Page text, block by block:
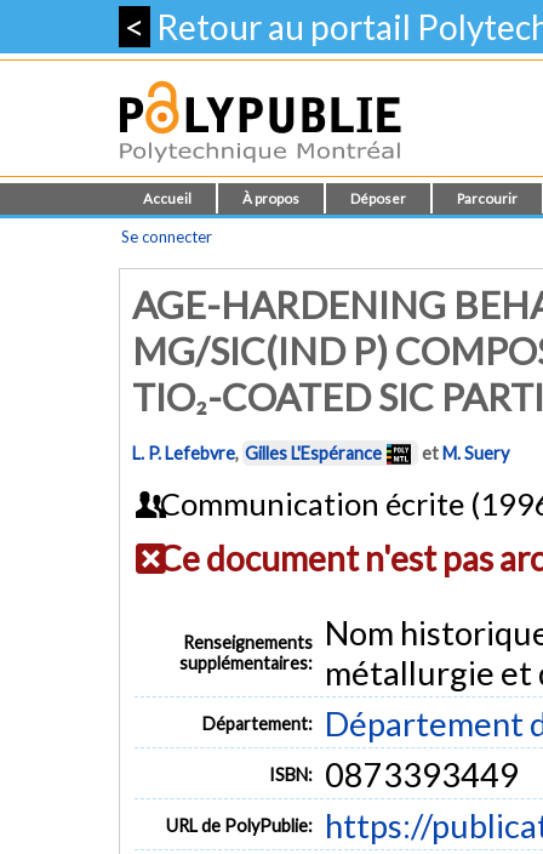
< Retour au portail
Accueil À propos Déposer Parcourir
Se connecter
AGE-HARDENING
MG/SIC(IND P)
TIO₂-COATED SIC
L. P. Lefebvre, Gilles L'Espérance etM. Suery
Communication écrite
Ce document n'est pas
Renseignements
supplémentaires:
Nom
métallurgie et
Département: Département
ISBN: 0873393449
URL de PolyPublie: https://